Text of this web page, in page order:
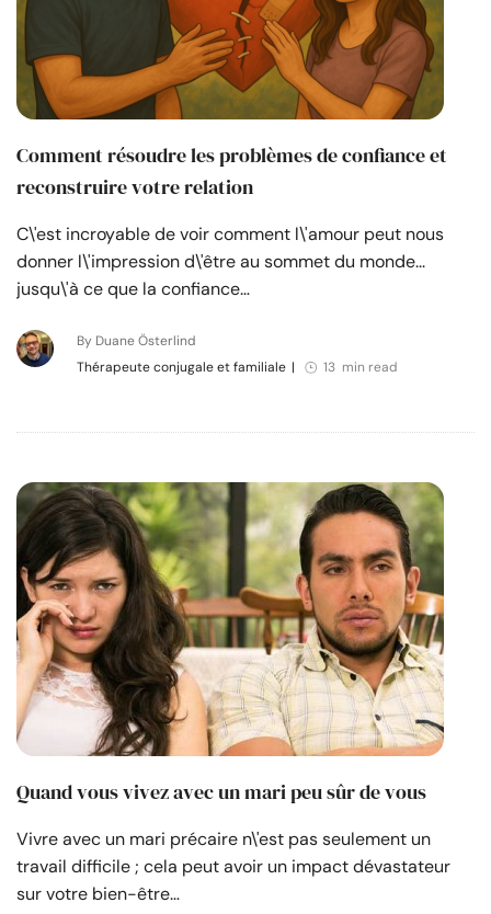
Comment résoudre les problèmes de confiance et
reconstruire votre relation
C\'est incroyable de voir comment l\'amour peut nous
donner l\'impression d\'être au sommet du monde...
jusqu\'à ce que la confiance…
By Duane Österlind
Thérapeute conjugale et familiale | 13 min read
Quand vous vivez avec un mari peu sûr de vous
Vivre avec un mari précaire n\'est pas seulement un
travail difficile ; cela peut avoir un impact dévastateur
sur votre bien-être…